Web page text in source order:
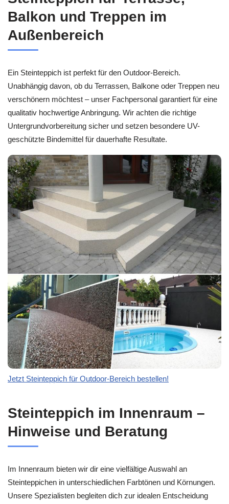
Balkon und Treppen im
Außenbereich
Ein Steinteppich ist perfekt für den Outdoor-Bereich.
Unabhängig davon, ob du Terrassen, Balkone oder Treppen neu
verschönern möchtest – unser Fachpersonal garantiert für eine
qualitativ hochwertige Anbringung. Wir achten die richtige
Untergrundvorbereitung sicher und setzen besondere UV-
geschützte Bindemittel für dauerhafte Resultate.
Jetzt Steinteppich für Outdoor-Bereich bestellen!
Steinteppich im Innenraum –
Hinweise und Beratung
Im Innenraum bieten wir dir eine vielfältige Auswahl an
Steinteppichen in unterschiedlichen Farbtönen und Körnungen.
Unsere Spezialisten begleiten dich zur idealen Entscheidung